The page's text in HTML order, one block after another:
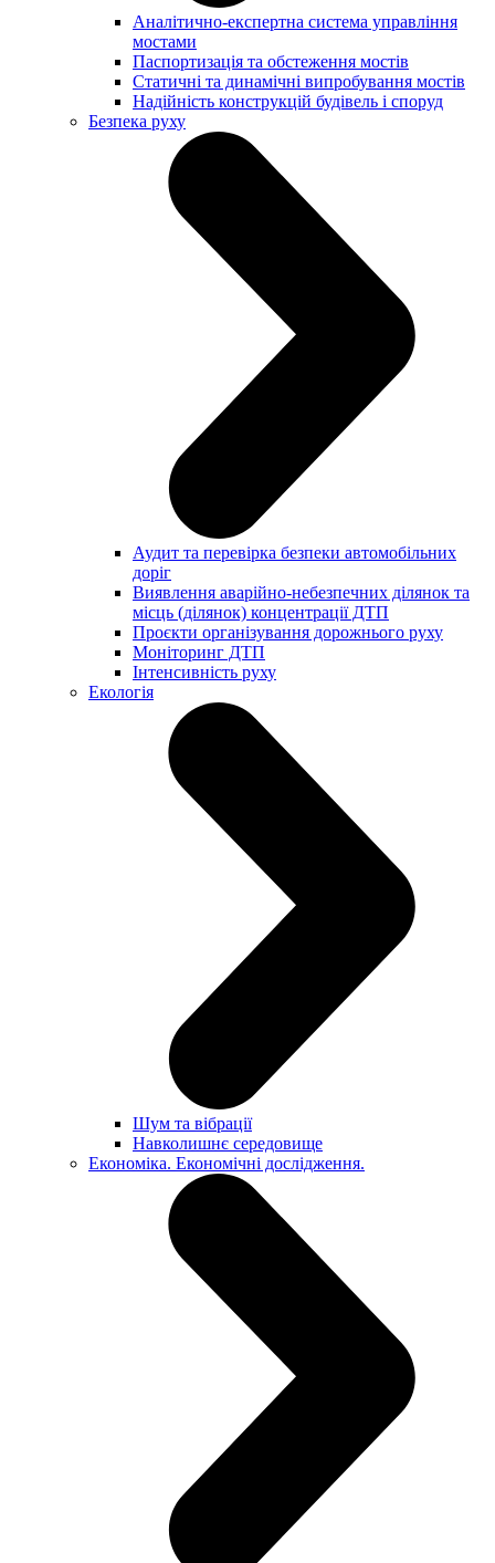
Аналітично-експертна система управління
мостами
Паспортизація та обстеження мостів
Статичні та динамічні випробування мостів
Надійність конструкцій будівель і споруд
Безпека руху
Аудит та перевірка безпеки автомобільних
доріг
Виявлення аварійно-небезпечних ділянок та
місць (ділянок) концентрації ДТП
Проєкти організування дорожнього руху
Моніторинг ДТП
Інтенсивність руху
Екологія
Шум та вібрації
Навколишнє середовище
Економіка. Економічні дослідження.